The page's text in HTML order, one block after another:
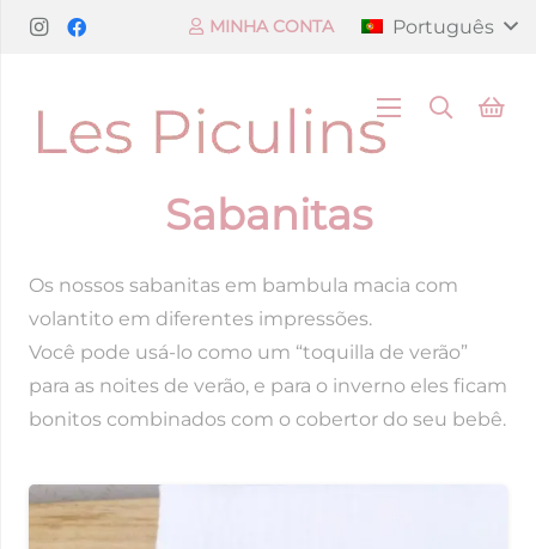
MINHA CONTA Português
Sabanitas
Os nossos sabanitas em bambula macia com
volantito em diferentes impressões.
Você pode usá-lo como um “toquilla de verão”
para as noites de verão, e para o inverno eles ficam
bonitos combinados com o cobertor do seu bebê.